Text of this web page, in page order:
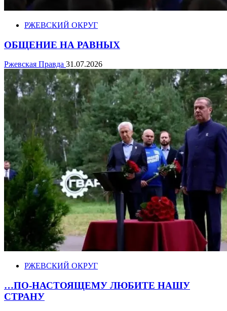
РЖЕВСКИЙ ОКРУГ
ОБЩЕНИЕ НА РАВНЫХ
Ржевская Правда 31.07.2026
РЖЕВСКИЙ ОКРУГ
…ПО-НАСТОЯЩЕМУ ЛЮБИТЕ НАШУ
СТРАНУ